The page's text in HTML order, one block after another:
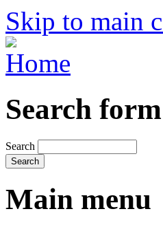
Skip to main
Search form
Search
Main menu